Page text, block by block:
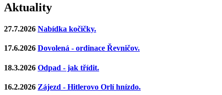
Aktuality
27.7.2026 Nabídka kočičky.
17.6.2026 Dovolená - ordinace Řevničov.
18.3.2026 Odpad - jak třídit.
16.2.2026 Zájezd - Hitlerovo Orlí hnízdo.